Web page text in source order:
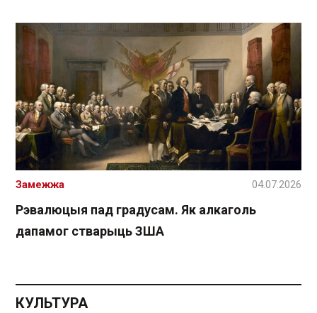
Рэвалюцыя пад градусам. Як алкаголь
дапамог стварыць ЗША
Замежжа 04.07.2026
КУЛЬТУРА